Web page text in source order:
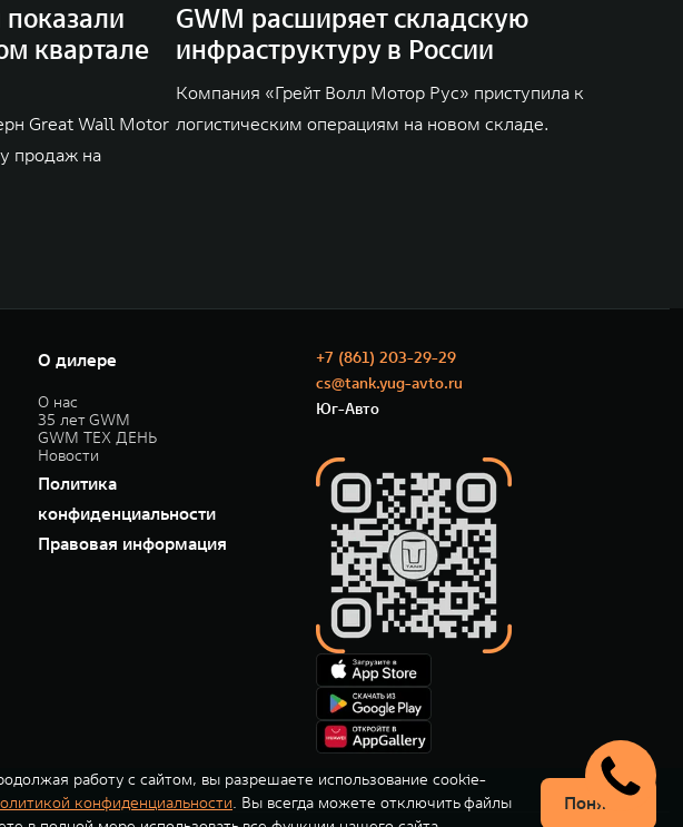
квартале
Great Wall Motor
продаж на
GWM расширяет складскую
инфраструктуру в России
Компания «Грейт Волл Мотор Рус» приступила к
логистическим операциям на новом складе.
О дилере
О нас
35 лет GWM
GWM ТЕХ ДЕНЬ
Новости
Политика
конфиденциальности
Правовая информация
+7 (861) 203-29-29
cs@tank.yug-avto.ru
Юг-Авто
работу с сайтом, вы разрешаете использование cookie-
конфиденциальности. Вы всегда можете отключить файлы
Понятно